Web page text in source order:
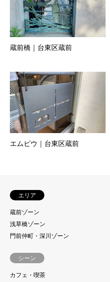
蔵前橋｜台東区蔵前
エムピウ｜台東区蔵前
エリア
蔵前ゾーン
浅草橋ゾーン
門前仲町・深川ゾーン
シーン
カフェ・喫茶